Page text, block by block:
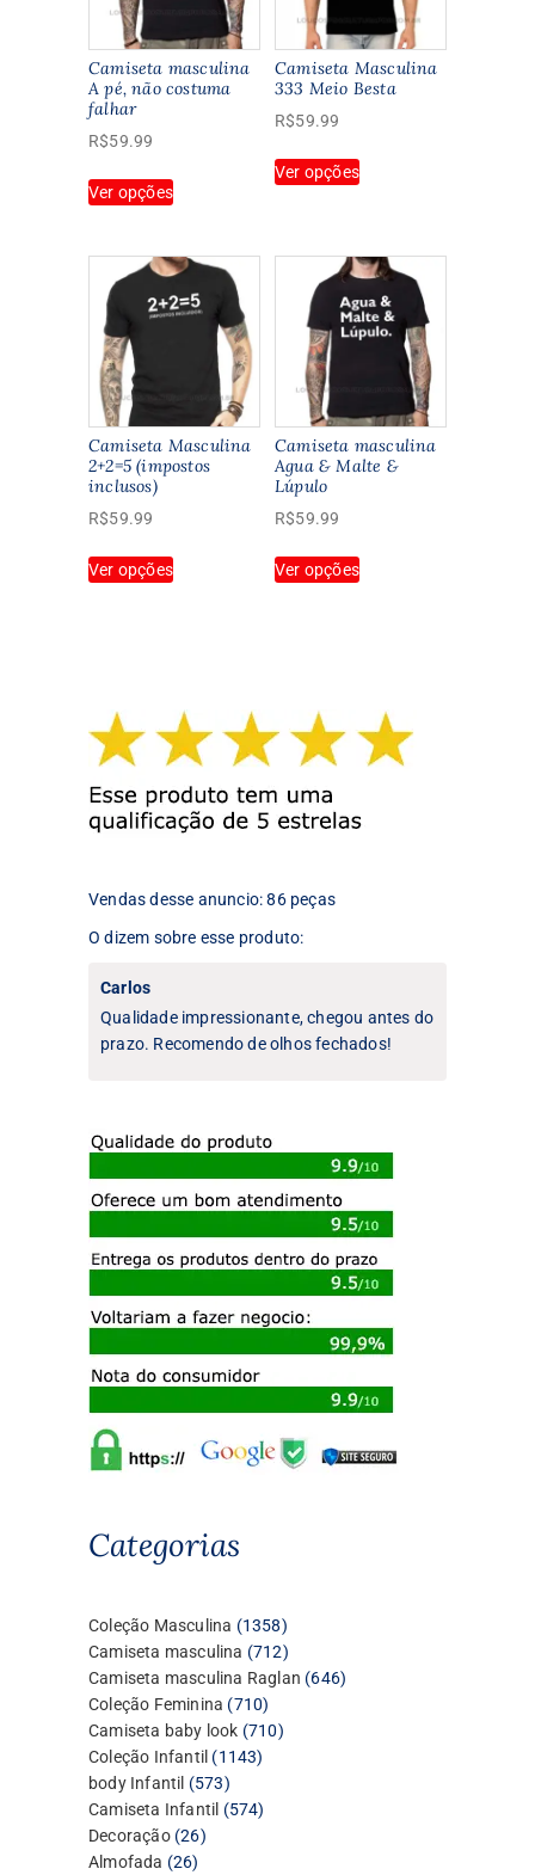
Camiseta masculina
A pé‚ não costuma
falhar
R$59.99
Ver opçõesproduto
várias
variantes.
As
opções
podem
escolhidas
na
página
Camiseta Masculina
333 Meio Besta
R$59.99
Ver opçõesproduto
variantes.
As
opções
podem
escolhidas
na
página
do
Camiseta Masculina
2+2=5 (impostos
inclusos)
R$59.99
Ver opçõesproduto
opções
podem
ser
escolhidas
na
produto
Camiseta masculina
Agua & Malte &
Lúpulo
R$59.99
Ver opçõesproduto
opções
podem
ser
na
Vendas desse anuncio: 86 peças
O dizem sobre esse produto:
Carlos
Qualidade impressionante, chegou antes do
prazo. Recomendo de olhos fechados!
Categorias
Coleção Masculina 13581358
produtos
Camiseta masculina 712712
produtos
Camiseta masculina Raglan 646646
Coleção Feminina 710710
produtos
Camiseta baby look 710710
Coleção Infantil 11431143
body Infantil 573573
produtos
Camiseta Infantil 574574
Decoração 2626
Almofada 2626